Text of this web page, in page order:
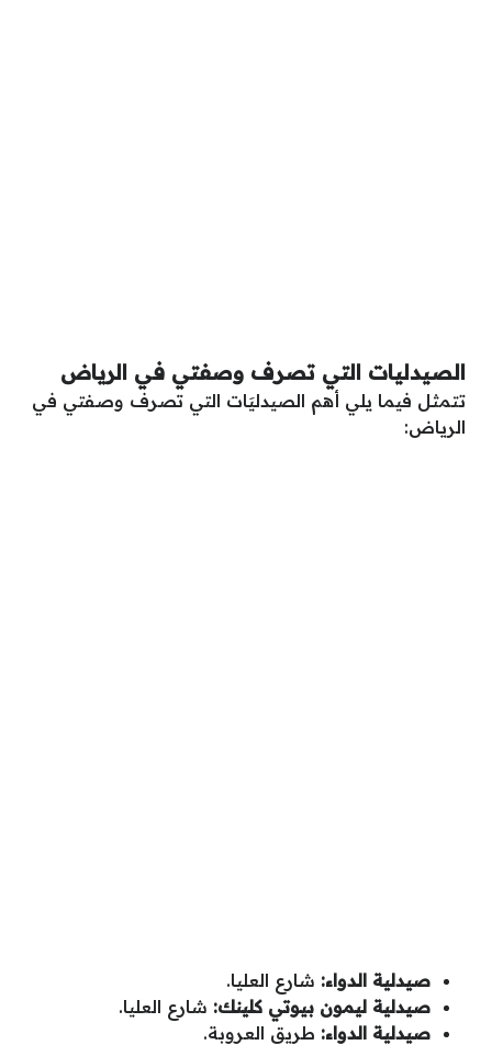
الصيدليات التي تصرف وصفتي في الرياض
تتمثل فيما يلي أهم الصيدليَات التي تصرف وصفتي في
الرياض:
صيدلية الدواء: شارع العليا.
صيدلية ليمون بيوتي كلينك: شارع العليا.
صيدلية الدواء: طريق العروبة.